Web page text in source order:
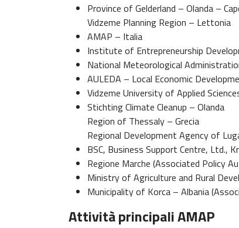
Province of Gelderland – Olanda –
Vidzeme Planning Region – Lettonia
AMAP – Italia
Institute of Entrepreneurship
National Meteorological
AULEDA – Local Economic
Vidzeme University of Applied
Stichting Climate Cleanup – Olanda
Region of Thessaly – Grecia
Regional Development Agency of
BSC, Business Support Centre, Ltd.,
Regione Marche (Associated Policy
Ministry of Agriculture and Rural
Municipality of Korca – Albania
Attività principali AMAP